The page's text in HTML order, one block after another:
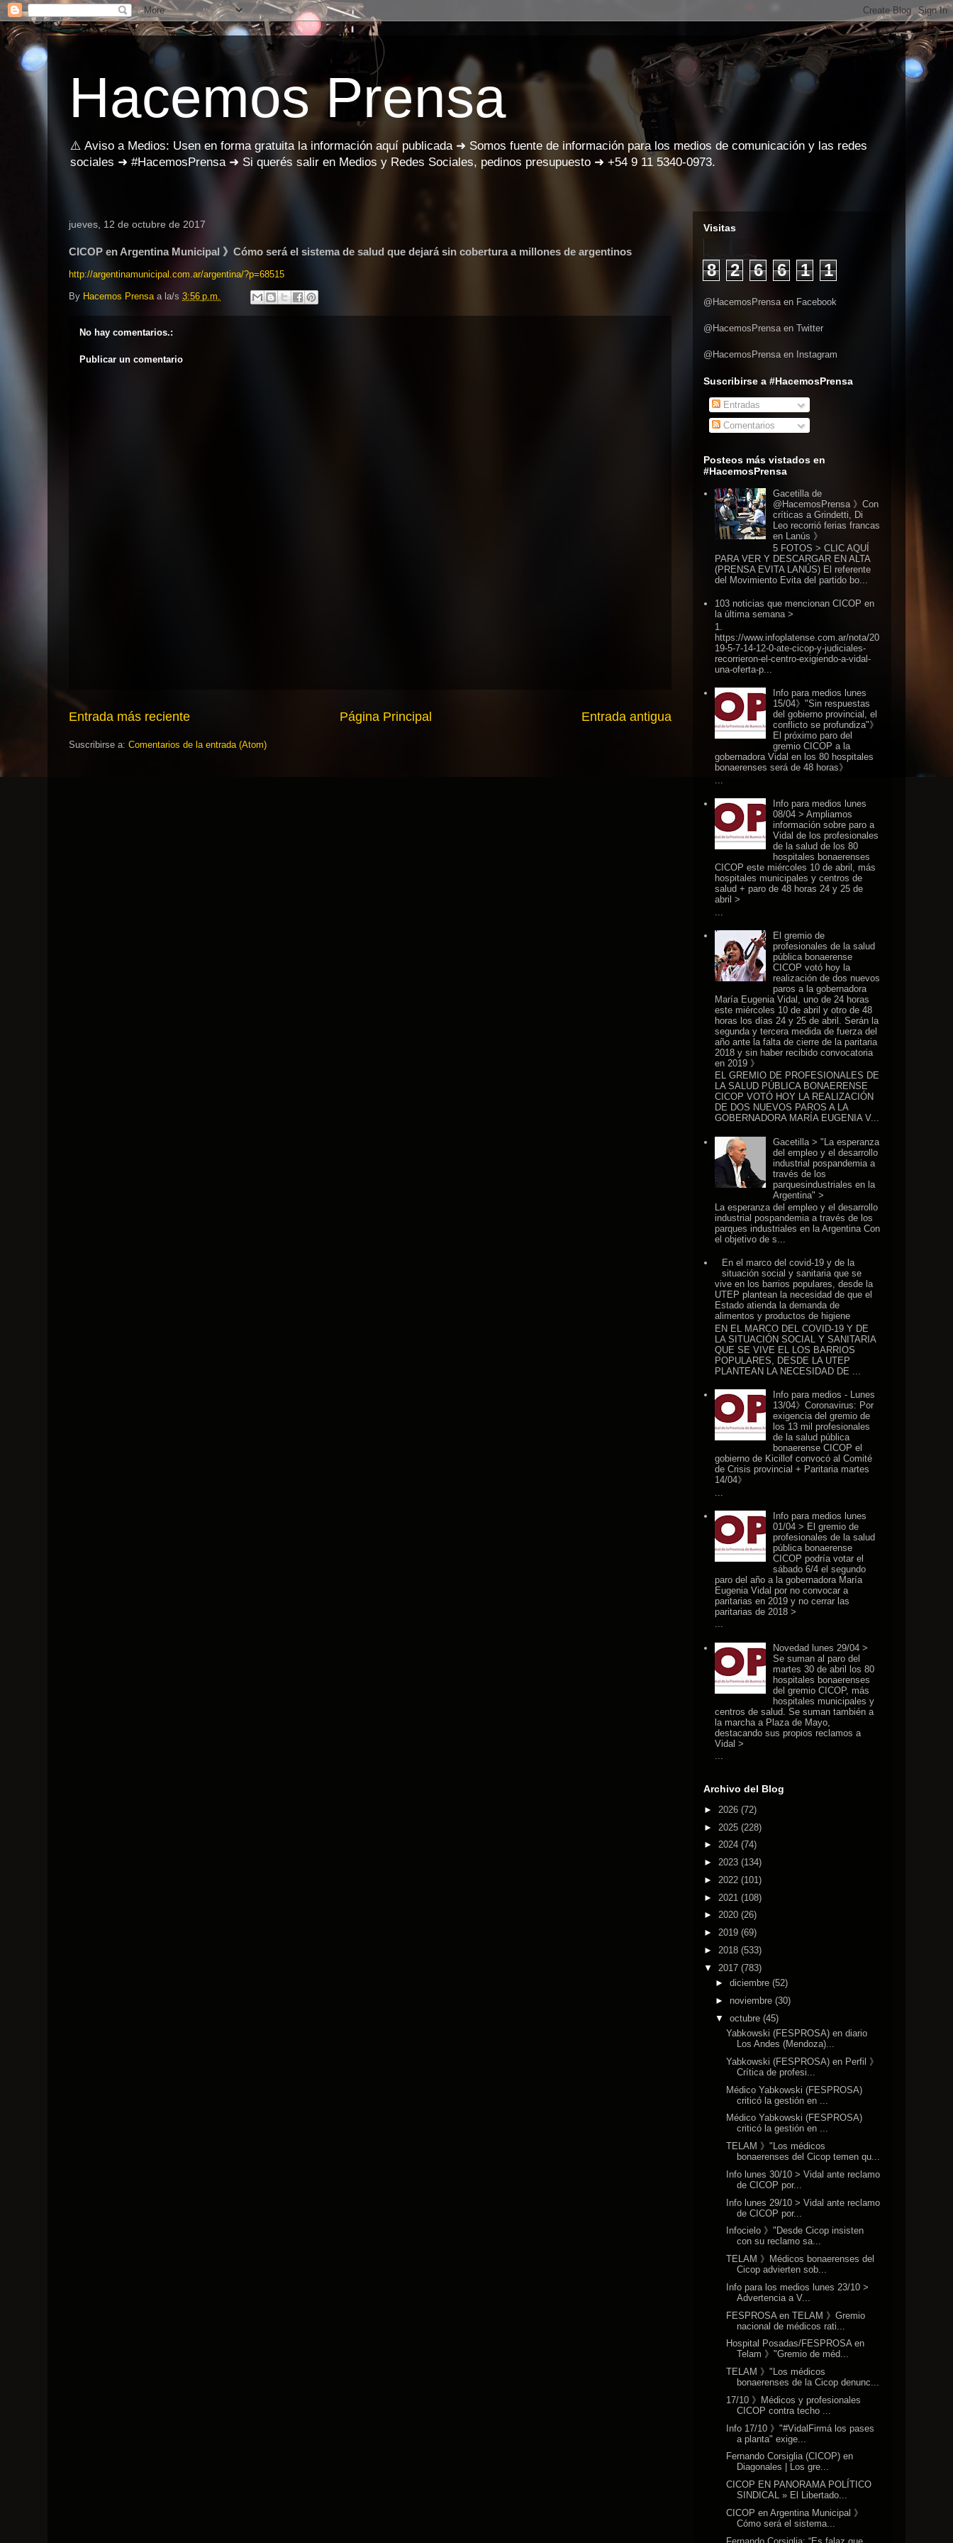
Hacemos Prensa
⚠️ Aviso a Medios: Usen en forma gratuita la información aquí publicada ➜ Somos fuente de información para los medios de comunicación y las redes
sociales ➜ #HacemosPrensa ➜ Si querés salir en Medios y Redes Sociales, pedinos presupuesto ➜ +54 9 11 5340-0973.
jueves, 12 de octubre de 2017
CICOP en Argentina Municipal 》Cómo será el sistema de salud que dejará sin cobertura a millones de argentinos
http://argentinamunicipal.com.ar/argentina/?p=68515
By Hacemos Prensa a la/s 3:56 p.m.
No hay comentarios.:
Publicar un comentario
Entrada más reciente Entrada antigua
Página Principal
Suscribirse a: Comentarios de la entrada (Atom)
Visitas
8 2 6 6 1 1
@HacemosPrensa en Facebook
@HacemosPrensa en Twitter
@HacemosPrensa en Instagram
Suscribirse a #HacemosPrensa
Entradas
Comentarios
Posteos más vistados en
#HacemosPrensa
Gacetilla de
@HacemosPrensa 》Con
críticas a Grindetti, Di
Leo recorrió ferias francas
en Lanús 》
5 FOTOS > CLIC AQUÍ
PARA VER Y DESCARGAR EN ALTA
(PRENSA EVITA LANÚS) El referente
del Movimiento Evita del partido bo...
103 noticias que mencionan CICOP en
la última semana >
1.
https://www.infoplatense.com.ar/nota/20
19-5-7-14-12-0-ate-cicop-y-judiciales-
recorrieron-el-centro-exigiendo-a-vidal-
una-oferta-p...
Info para medios lunes
15/04》"Sin respuestas
del gobierno provincial, el
conflicto se profundiza"》
El próximo paro del
gremio CICOP a la
gobernadora Vidal en los 80 hospitales
bonaerenses será de 48 horas》
Info para medios lunes
08/04 > Ampliamos
información sobre paro a
Vidal de los profesionales
de la salud de los 80
hospitales bonaerenses
CICOP este miércoles 10 de abril, más
hospitales municipales y centros de
salud + paro de 48 horas 24 y 25 de
abril >
El gremio de
profesionales de la salud
pública bonaerense
CICOP votó hoy la
realización de dos nuevos
paros a la gobernadora
María Eugenia Vidal, uno de 24 horas
este miércoles 10 de abril y otro de 48
horas los días 24 y 25 de abril. Serán la
segunda y tercera medida de fuerza del
año ante la falta de cierre de la paritaria
2018 y sin haber recibido convocatoria
en 2019 》
EL GREMIO DE PROFESIONALES DE
LA SALUD PÚBLICA BONAERENSE
CICOP VOTÓ HOY LA REALIZACIÓN
DE DOS NUEVOS PAROS A LA
GOBERNADORA MARÍA EUGENIA V...
Gacetilla > "La esperanza
del empleo y el desarrollo
industrial pospandemia a
través de los
parquesindustriales en la
Argentina" >
La esperanza del empleo y el desarrollo
industrial pospandemia a través de los
parques industriales en la Argentina Con
el objetivo de s...
En el marco del covid-19 y de la
situación social y sanitaria que se
vive en los barrios populares, desde la
UTEP plantean la necesidad de que el
Estado atienda la demanda de
alimentos y productos de higiene
EN EL MARCO DEL COVID-19 Y DE
LA SITUACIÓN SOCIAL Y SANITARIA
QUE SE VIVE EL LOS BARRIOS
POPULARES, DESDE LA UTEP
PLANTEAN LA NECESIDAD DE ...
Info para medios - Lunes
13/04》Coronavirus: Por
exigencia del gremio de
los 13 mil profesionales
de la salud pública
bonaerense CICOP el
gobierno de Kicillof convocó al Comité
de Crisis provincial + Paritaria martes
14/04》
Info para medios lunes
01/04 > El gremio de
profesionales de la salud
pública bonaerense
CICOP podría votar el
sábado 6/4 el segundo
paro del año a la gobernadora María
Eugenia Vidal por no convocar a
paritarias en 2019 y no cerrar las
paritarias de 2018 >
...
Novedad lunes 29/04 >
Se suman al paro del
martes 30 de abril los 80
hospitales bonaerenses
del gremio CICOP, más
hospitales municipales y
centros de salud. Se suman también a
la marcha a Plaza de Mayo,
destacando sus propios reclamos a
Vidal >
...
Archivo del Blog
► 2026 (72)
► 2025 (228)
► 2024 (74)
► 2023 (134)
► 2022 (101)
► 2021 (108)
► 2020 (26)
► 2019 (69)
► 2018 (533)
▼ 2017 (783)
► diciembre (52)
► noviembre (30)
▼ octubre (45)
Yabkowski (FESPROSA) en diario
Los Andes (Mendoza)...
Yabkowski (FESPROSA) en Perfil 》
Crítica de profesi...
Médico Yabkowski (FESPROSA)
criticó la gestión en ...
Médico Yabkowski (FESPROSA)
criticó la gestión en ...
TELAM 》"Los médicos
bonaerenses del Cicop temen qu...
Info lunes 30/10 > Vidal ante reclamo
de CICOP por...
Info lunes 29/10 > Vidal ante reclamo
de CICOP por...
Infocielo 》"Desde Cicop insisten
con su reclamo sa...
TELAM 》Médicos bonaerenses del
Cicop advierten sob...
Info para los medios lunes 23/10 >
Advertencia a V...
FESPROSA en TELAM 》Gremio
nacional de médicos rati...
Hospital Posadas/FESPROSA en
Telam 》"Gremio de méd...
TELAM 》"Los médicos
bonaerenses de la Cicop denunc...
17/10 》Médicos y profesionales
CICOP contra techo ...
Info 17/10 》"#VidalFirmá los pases
a planta" exige...
Fernando Corsiglia (CICOP) en
Diagonales | Los gre...
CICOP EN PANORAMA POLÍTICO
SINDICAL » El Libertado...
CICOP en Argentina Municipal 》
Cómo será el sistema...